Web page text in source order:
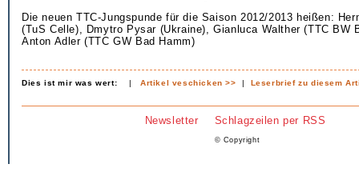
Die neuen TTC-Jungspunde für die Saison 2012/2013 heißen:
(TuS Celle), Dmytro Pysar (Ukraine), Gianluca Walther (TTC BW
Anton Adler (TTC GW Bad Hamm)
Dies ist mir was wert: |Artikel veschicken >> | Leserbrief zu diesem
Newsletter Schlagzeilen per RSS
© Copyright